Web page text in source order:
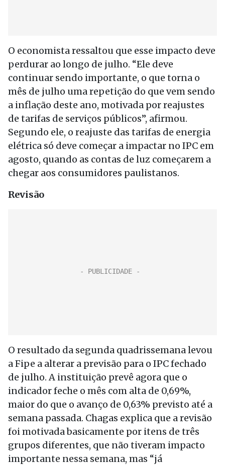
O economista ressaltou que esse impacto deve
perdurar ao longo de julho. “Ele deve
continuar sendo importante, o que torna o
mês de julho uma repetição do que vem sendo
a inflação deste ano, motivada por reajustes
de tarifas de serviços públicos”, afirmou.
Segundo ele, o reajuste das tarifas de energia
elétrica só deve começar a impactar no IPC em
agosto, quando as contas de luz começarem a
chegar aos consumidores paulistanos.
Revisão
O resultado da segunda quadrissemana levou
a Fipe a alterar a previsão para o IPC fechado
de julho. A instituição prevê agora que o
indicador feche o mês com alta de 0,69%,
maior do que o avanço de 0,63% previsto até a
semana passada. Chagas explica que a revisão
foi motivada basicamente por itens de três
grupos diferentes, que não tiveram impacto
importante nessa semana, mas “já